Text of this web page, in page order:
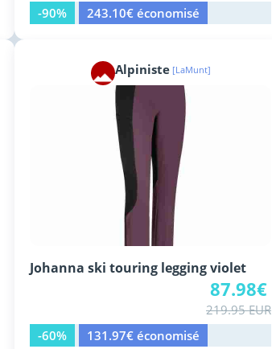
-90%
243.10€ économisé
Alpiniste [LaMunt]
Johanna ski touring legging violet
87.98€
219.95 EUR
-60%
131.97€ économisé